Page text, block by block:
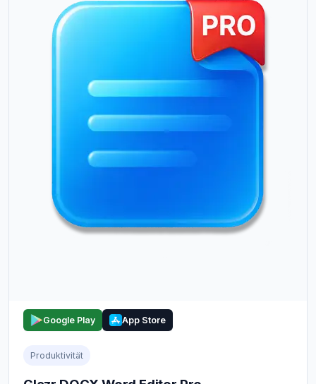
Google Play App Store
Produktivität